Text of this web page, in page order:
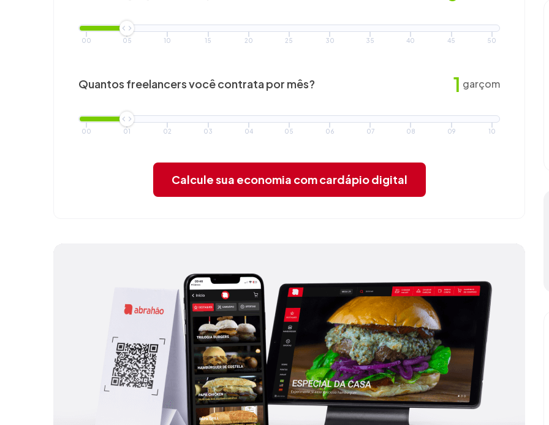
00 05 10 15 20 25 30 35 40 45 50
Quantos freelancers vocêcontrata por mês? 1 garçom
00 01 02 03 04 05 06 07 08 09 10
Calcule sua economia com cardápio digital